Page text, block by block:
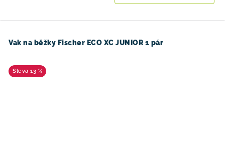
Vak na běžky Fischer ECO XC JUNIOR 1 pár
13 %